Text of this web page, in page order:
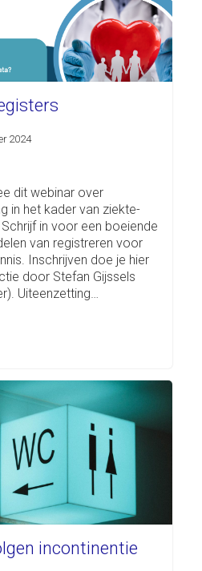
2024
dit webinar over
in het kader van ziekte-
in voor een boeiende
van registreren voor
Inschrijven doe je hier
door Stefan Gijssels
Uiteenzetting…
incontinentie